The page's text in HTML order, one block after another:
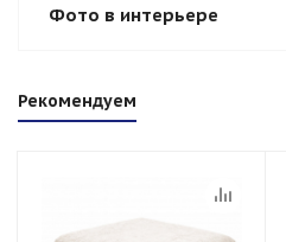
Фото в интерьере
Рекомендуем